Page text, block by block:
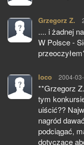
Grzegorz Z.
.... i żadnej
W Polsce -
loco pisze:
2004-
**Grzegorz
tym
uiścić??
nagród
podciągać,
dotyczące